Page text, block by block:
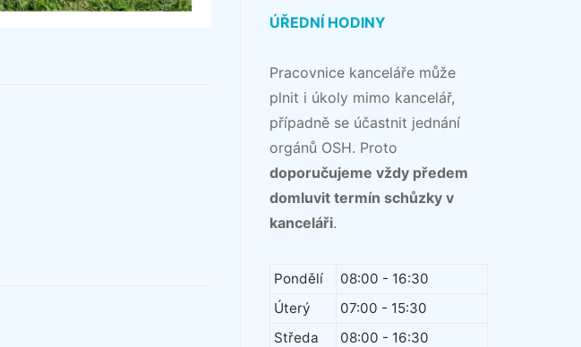
ÚŘEDNÍ HODINY
Pracovnice kanceláře může
plnit i úkoly mimo kancelář,
případně se účastnit jednání
orgánů OSH. Proto
doporučujeme vždy předem
domluvit termín schůzky v
kanceláři.
Pondělí
08:00 - 16:30
Úterý
07:00 - 15:30
Středa
08:00 - 16:30